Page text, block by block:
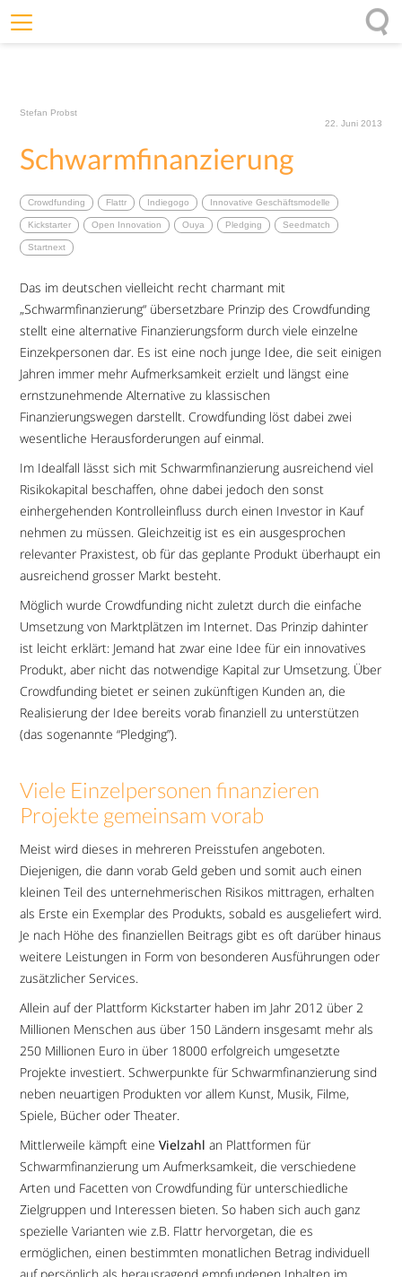
Wirkung
Ursprung
Impulse
Stefan Probst
22. Juni 2013
Schwarmfinanzierung
Crowdfunding Flattr Indiegogo Innovative Geschäftsmodelle
Kickstarter Open Innovation Ouya Pledging Seedmatch
Startnext
Das im deutschen vielleicht recht charmant mit
„Schwarmfinanzierung“ übersetzbare Prinzip des Crowdfunding
stellt eine alternative Finanzierungsform durch viele einzelne
Einzekpersonen dar. Es ist eine noch junge Idee, die seit einigen
Jahren immer mehr Aufmerksamkeit erzielt und längst eine
ernstzunehmende Alternative zu klassischen
Finanzierungswegen darstellt. Crowdfunding löst dabei zwei
wesentliche Herausforderungen auf einmal.
Im Idealfall lässt sich mit Schwarmfinanzierung ausreichend viel
Risikokapital beschaffen, ohne dabei jedoch den sonst
einhergehenden Kontrolleinfluss durch einen Investor in Kauf
nehmen zu müssen. Gleichzeitig ist es ein ausgesprochen
relevanter Praxistest, ob für das geplante Produkt überhaupt ein
ausreichend grosser Markt besteht.
Möglich wurde Crowdfunding nicht zuletzt durch die einfache
Umsetzung von Marktplätzen im Internet. Das Prinzip dahinter
ist leicht erklärt: Jemand hat zwar eine Idee für ein innovatives
Produkt, aber nicht das notwendige Kapital zur Umsetzung. Über
Crowdfunding bietet er seinen zukünftigen Kunden an, die
Realisierung der Idee bereits vorab finanziell zu unterstützen
(das sogenannte “Pledging”).
Viele Einzelpersonen finanzieren
Projekte gemeinsam vorab
Meist wird dieses in mehreren Preisstufen angeboten.
Diejenigen, die dann vorab Geld geben und somit auch einen
kleinen Teil des unternehmerischen Risikos mittragen, erhalten
als Erste ein Exemplar des Produkts, sobald es ausgeliefert wird.
Je nach Höhe des finanziellen Beitrags gibt es oft darüber hinaus
weitere Leistungen in Form von besonderen Ausführungen oder
zusätzlicher Services.
Allein auf der Plattform Kickstarter haben im Jahr 2012 über 2
Millionen Menschen aus über 150 Ländern insgesamt mehr als
250 Millionen Euro in über 18000 erfolgreich umgesetzte
Projekte investiert. Schwerpunkte für Schwarmfinanzierung sind
neben neuartigen Produkten vor allem Kunst, Musik, Filme,
Spiele, Bücher oder Theater.
Mittlerweile kämpft eineVielzahlan Plattformen für
Schwarmfinanzierung um Aufmerksamkeit, die verschiedene
Arten und Facetten von Crowdfunding für unterschiedliche
Zielgruppen und Interessen bieten. So haben sich auch ganz
spezielle Varianten wie z.B. Flattr hervorgetan, die es
ermöglichen, einen bestimmten monatlichen Betrag individuell